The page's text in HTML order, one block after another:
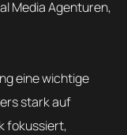
Media Agenturen,
eine wichtige
stark auf
fokussiert,